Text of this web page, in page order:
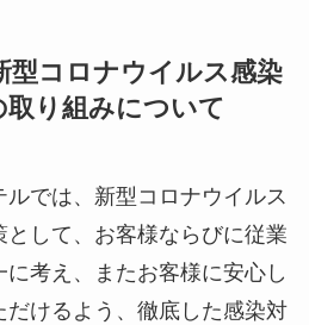
型コロナウイルス感染
り組みについて
では、新型コロナウイルス
して、お客様ならびに従業
考え、またお客様に安心し
だけるよう、徹底した感染対